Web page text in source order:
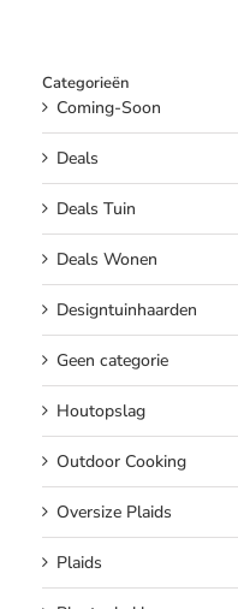
Categorieën
Coming-Soon
Deals
Deals Tuin
Deals Wonen
Designtuinhaarden
Geen categorie
Houtopslag
Outdoor Cooking
Oversize Plaids
Plaids